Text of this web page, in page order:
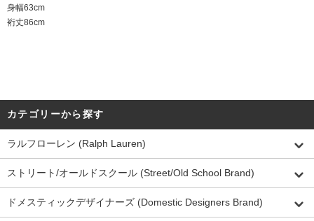
身幅63cm
裄丈86cm
カテゴリーから探す
ラルフローレン (Ralph Lauren)
ストリート/オールドスクール (Street/Old School Brand)
ドメスティックデザイナーズ (Domestic Designers Brand)